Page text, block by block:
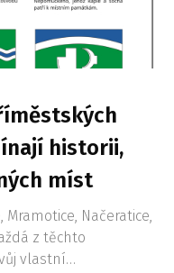
historii,
míst
Mramotice, Načeratice,
z těchto
vlastní…